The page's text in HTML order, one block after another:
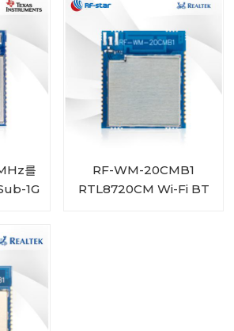
를
1G
RF-WM-20CMB1
RTL8720CM Wi-Fi BT